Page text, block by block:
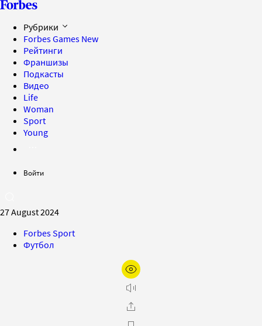
Рубрики
Forbes Games New
Рейтинги
Франшизы
Подкасты
Видео
Life
Woman
Sport
Young
Войти
27 August 2024
Forbes Sport
Футбол